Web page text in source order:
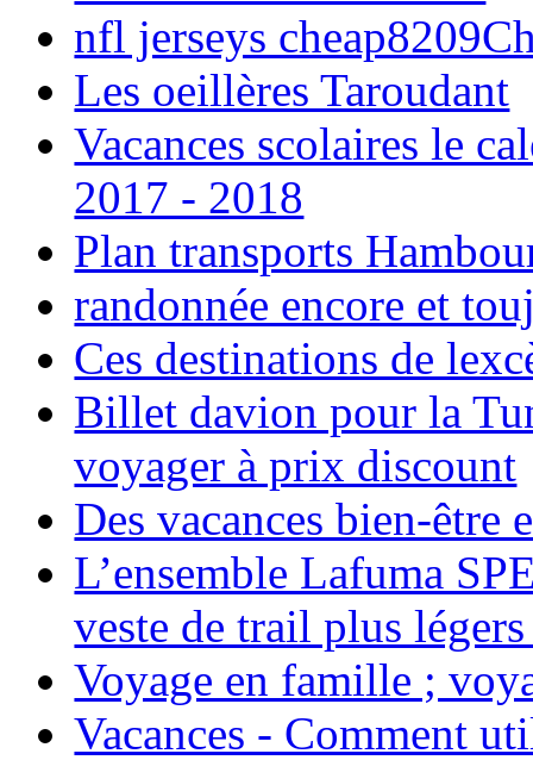
nfl jerseys
Les oeillères Taroudant
Vacances scolaires le
2017 - 2018
Plan transports
randonnée encore et
Ces destinations de
Billet davion pour la
voyager à prix discount
Des vacances bien-être
L’ensemble Lafuma
veste de trail plus
Voyage en famille ;
Vacances - Comment